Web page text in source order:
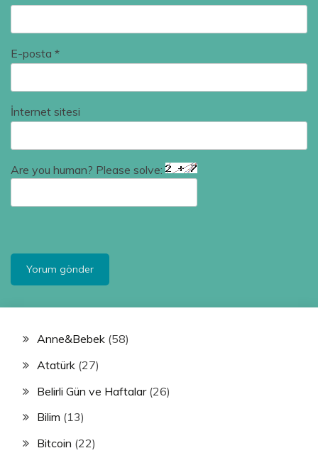
E-posta *
İnternet sitesi
Are you human? Please solve:
Anne&Bebek (58)
Atatürk (27)
Belirli Gün ve Haftalar(26)
Bilim (13)
Bitcoin (22)